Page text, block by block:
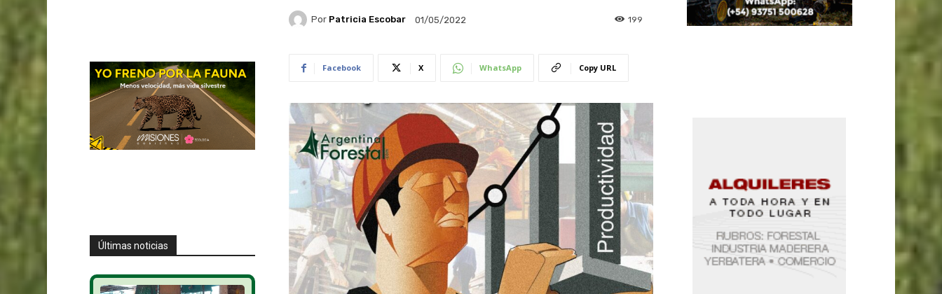
Últimas noticias
Por Patricia Escobar 01/05/2022 199
Facebook X WhatsApp Copy URL